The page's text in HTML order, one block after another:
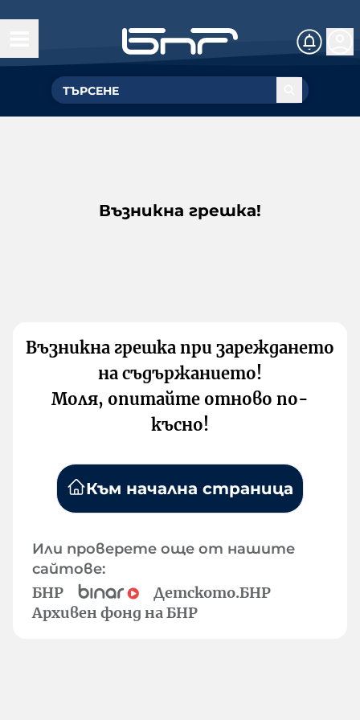
Възникна грешка!
Възникна грешка при зареждането
на съдържанието!
Моля, опитайте отново по-
късно!
Към начална страница
Или проверете още от нашите
сайтове:
БНР
Детското.БНР
Архивен фонд на БНР